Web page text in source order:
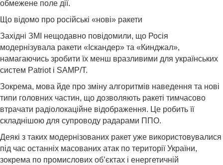
обмежене поле дії.
Що відомо про російські «нові» ракети
Західні ЗМІ нещодавно повідомили, що Росія
модернізувала ракети «Іскандер» та «Кинджал»,
намагаючись зробити їх менш вразливими для українських
систем Patriot і SAMP/T.
Зокрема, мова йде про зміну алгоритмів наведення та нові
типи головних частин, що дозволяють ракеті тимчасово
втрачати радіолокаційне відображення. Це робить її
складнішою для супроводу радарами ППО.
Деякі з таких модернізованих ракет уже використовувалися
під час останніх масованих атак по території України,
зокрема по промислових об’єктах і енергетичній